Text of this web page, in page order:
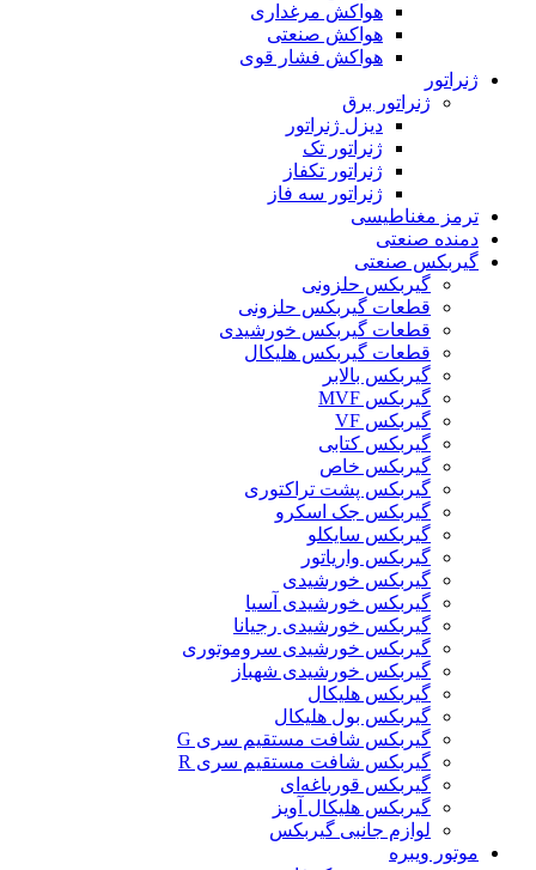
هواکش مرغداری
هواکش صنعتی
هواکش فشار قوی
ژنراتور
ژنراتور برق
دیزل ژنراتور
ژنراتور تک
ژنراتور تکفاز
ژنراتور سه فاز
ترمز مغناطیسی
دمنده صنعتی
گیربکس صنعتی
گیربکس حلزونی
قطعات گيربکس حلزونی
قطعات گيربکس خورشيدی
قطعات گیربکس هلیکال
گيربکس بالابر
گیربکس MVF
گیربکس VF
گیربکس کتابی
گیربکس خاص
گیربکس پشت تراکتوری
گیربکس جک اسکرو
گیربکس سایکلو
گیربکس واریاتور
گیربکس خورشیدی
گیربکس خورشیدی آسیا
گیربکس خورشیدی رجیانا
گیربکس خورشیدی سروموتوری
گیربکس خورشیدی شهباز
گیربکس هلیکال
گیربکس بول هلیکال
گیربکس شافت مستقیم سری G
گیربکس شافت مستقیم سری R
گیربکس قورباغه‌ای
گیربکس هلیکال آویز
لوازم جانبی گیربکس
موتور ویبره